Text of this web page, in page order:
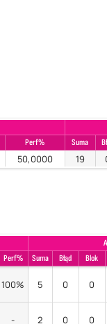
Perf% Suma
50,0000 19
Perf% Suma Błąd Blok
100% 5 0 0
- 2 0 0